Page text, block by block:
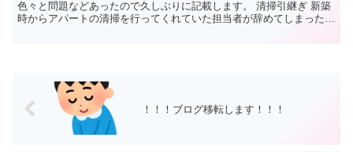
色々と問題などあったので久しぶりに記載します。 清掃引継ぎ 新築
時からアパートの清掃を行ってくれていた担当者が辞めてしまったの
！！！ブログ移転します！！！